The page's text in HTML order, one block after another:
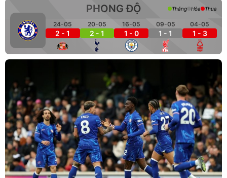
PHONG ĐỘ
24-05
2 - 1
20-05
2 - 1
16-05
1 - 0
09-05
1 - 1
04-05
1 - 3
Thắng Hòa Thua